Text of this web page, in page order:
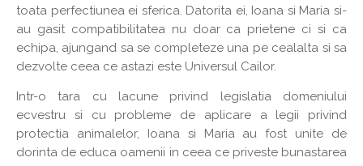
toata perfectiunea ei sferica. Datorita ei, Ioana si Maria si-
au gasit compatibilitatea nu doar ca prietene ci si ca
echipa, ajungand sa se completeze una pe cealalta si sa
dezvolte ceea ce astazi este Universul Cailor.
Intr-o tara cu lacune privind legislatia domeniului
ecvestru si cu probleme de aplicare a legii privind
protectia animalelor, Ioana si Maria au fost unite de
dorinta de educa oamenii in ceea ce priveste bunastarea